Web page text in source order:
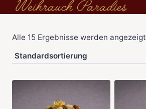
Alle 15 Ergebnisse werden angezeigt